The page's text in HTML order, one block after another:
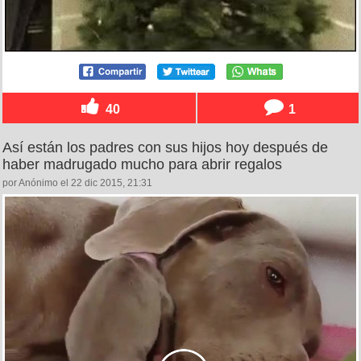
40 1
Así están los padres con sus hijos hoy después de
haber madrugado mucho para abrir regalos
por Anónimo el 22 dic 2015, 21:31